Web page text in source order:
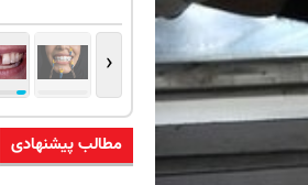
‹
مطالب پیشنهادی